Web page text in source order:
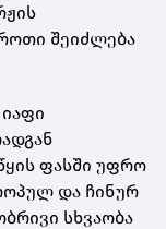
შეიძლება
ფასში უფრო
და ჩინურ
სხვაობა